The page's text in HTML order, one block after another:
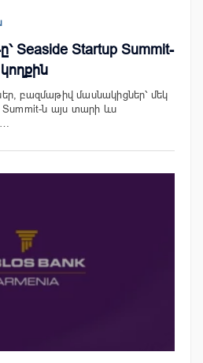
Seaside Startup Summit-
բազմաթիվ մասնակիցներ՝ մեկ
Summit-ն այս տարի ևս